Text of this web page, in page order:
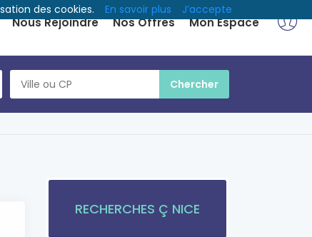
Nous Rejoindre Nos Offres Mon Espace
RECHERCHES Ç NICE
des cookies. En savoir plus J’accepte